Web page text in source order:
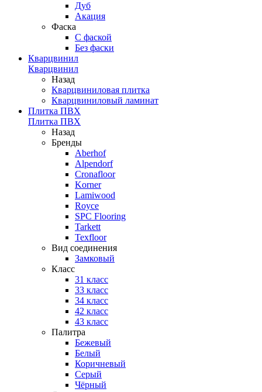
Дуб
Акация
Фаска
С фаской
Без фаски
Кварцвинил
Кварцвинил
Назад
Кварцвиниловая плитка
Кварцвиниловый ламинат
Плитка ПВХ
Плитка ПВХ
Назад
Бренды
Aberhof
Alpendorf
Cronafloor
Korner
Lamiwood
Royce
SPC Flooring
Tarkett
Texfloor
Вид соединения
Замковый
Класс
31 класс
33 класс
34 класс
42 класс
43 класс
Палитра
Бежевый
Белый
Коричневый
Серый
Чёрный